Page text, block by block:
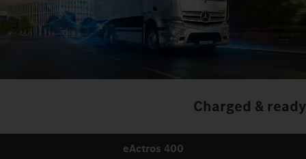
Charged & ready
eActros 400